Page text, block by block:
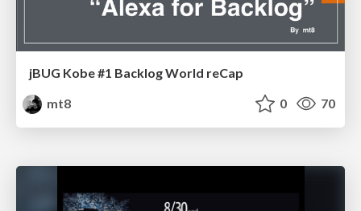
jBUG Kobe #1 Backlog World reCap
mt8
0 70